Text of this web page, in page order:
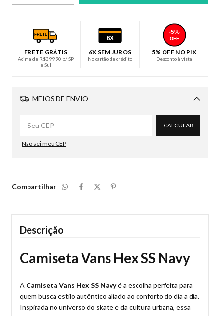
FRETE
FRETE GRÁTIS
Acima de R$399,90 p/ SP
e Sul
6X
6X SEM JUROS
No cartão de crédito
-5%
OFF
5% OFF NO PIX
Desconto à vista
MEIOS DE ENVIO
Alterar CEP
CALCULAR
Não sei meu CEP
Compartilhar
Descrição
Camiseta Vans Hex SS Navy
A Camiseta Vans Hex SS Navyé a escolha perfeita para
quem busca estilo autêntico aliado ao conforto do dia a dia.
Inspirada no universo do skate e da cultura urbana, essa